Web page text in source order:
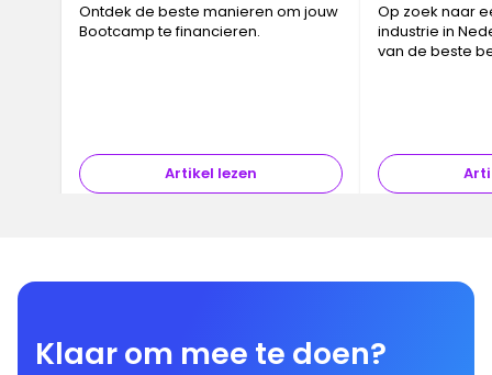
Ontdek de beste manieren om jouw
Bootcamp te financieren.
Artikel lezen
Op zoek naar
industrie in
van de beste
Klaar om mee te doen?